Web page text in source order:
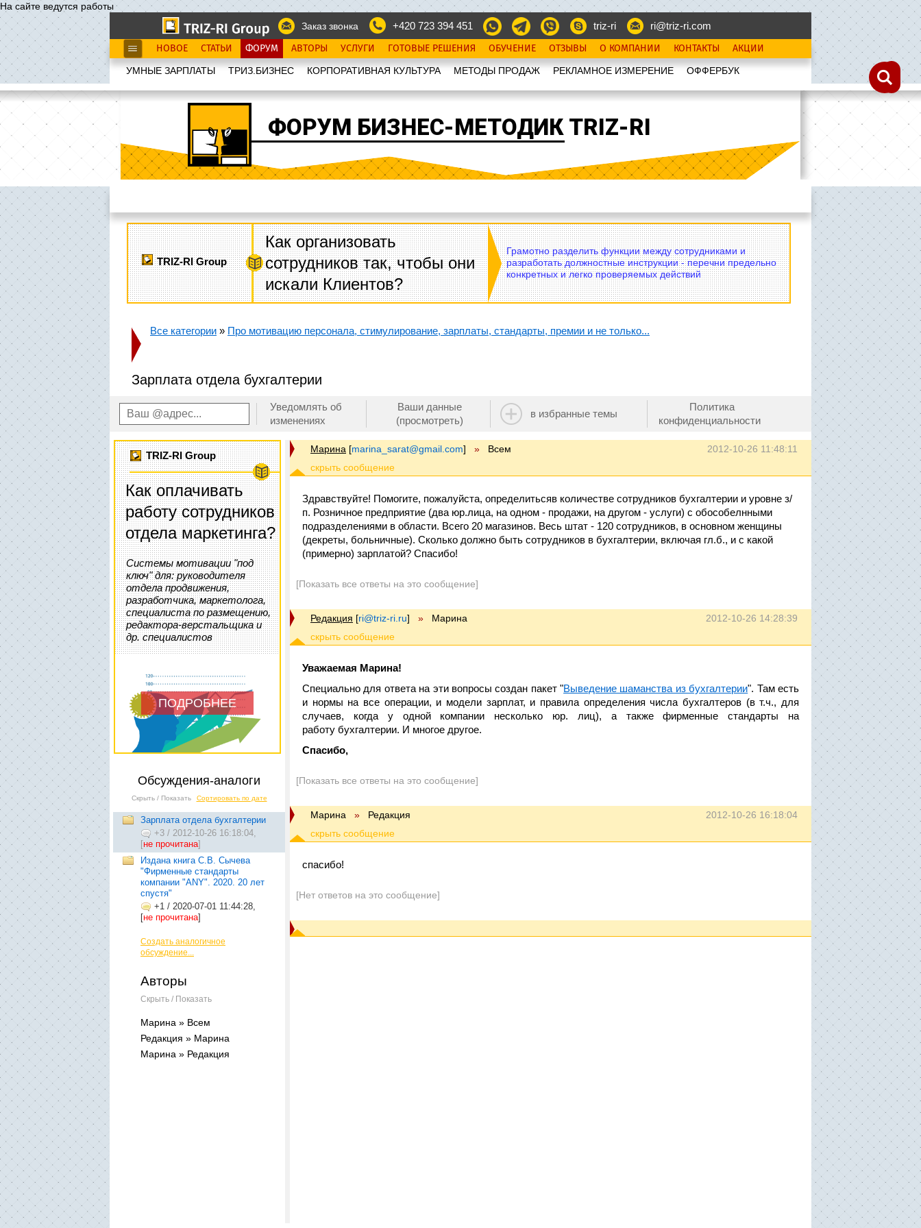
На сайте ведутся работы
Заказ звонка
+420 723 394 451 triz-ri ri@triz-ri.com
НОВОЕ СТАТЬИ ФОРУМ АВТОРЫ УСЛУГИ ГОТОВЫЕ РЕШЕНИЯ ОБУЧЕНИЕ ОТЗЫВЫ О КОМПАНИИ КОНТАКТЫ АКЦИИ
УМНЫЕ ЗАРПЛАТЫ ТРИЗ.БИЗНЕС КОРПОРАТИВНАЯ КУЛЬТУРА МЕТОДЫ ПРОДАЖ РЕКЛАМНОЕ ИЗМЕРЕНИЕ OФФЕРБУК
ФОРУМ БИЗНЕС-МЕТОДИК TRIZ-RI
TRIZ-RI Group
Как организовать
сотрудников так, чтобы они
искали Клиентов?
Грамотно разделить функции между сотрудниками и
разработать должностные инструкции - перечни предельно
конкретных и легко проверяемых действий
Все категории » Про мотивацию персонала, стимулирование, зарплаты, стандарты, премии и не только...
Зарплата отдела бухгалтерии
Уведомлять об
изменениях
Ваши данные
(просмотреть)
в избранные темы
Политика
конфиденциальности
TRIZ-RI Group
Как оплачивать
работу сотрудников
отдела маркетинга?
Системы мотивации "под
ключ" для: руководителя
отдела продвижения,
разработчика, маркетолога,
специалиста по размещению,
редактора-верстальщика и
др. специалистов
ПОДРОБНЕЕ
Обсуждения-аналоги
Скрыть / Показать Сортировать по дате
Зарплата отдела бухгалтерии
+3 / 2012-10-26 16:18:04,
[не прочитана]
Издана книга С.В. Сычева
"Фирменные стандарты
компании "ANY". 2020. 20 лет
спустя"
+1 / 2020-07-01 11:44:28,
[не прочитана]
Создать аналогичное
обсуждение...
Авторы
Скрыть / Показать
Марина » Всем
Редакция » Марина
Марина » Редакция
2012-10-26 11:48:11
Марина [marina_sarat@gmail.com] » Всем
Здравствуйте! Помогите, пожалуйста, определитьсяв количестве сотрудников бухгалтерии и уровне з/
п. Розничное предприятие (два юр.лица, на одном - продажи, на другом - услуги) с обособелнными
подразделениями в области. Всего 20 магазинов. Весь штат - 120 сотрудников, в основном женщины
(декреты, больничные). Сколько должно быть сотрудников в бухгалтерии, включая гл.б., и с какой
(примерно) зарплатой? Спасибо!
[Показать все ответы на это сообщение]
2012-10-26 14:28:39
Редакция [ri@triz-ri.ru] » Марина
Уважаемая Марина!
Специально для ответа на эти вопросы создан пакет "Выведение шаманства из бухгалтерии". Там есть
и нормы на все операции, и модели зарплат, и правила определения числа бухгалтеров (в т.ч., для
случаев, когда у одной компании несколько юр. лиц), а также фирменные стандарты на
работу бухгалтерии. И многое другое.
Спасибо,
[Показать все ответы на это сообщение]
2012-10-26 16:18:04
Марина » Редакция
спасибо!
[Нет ответов на это сообщение]